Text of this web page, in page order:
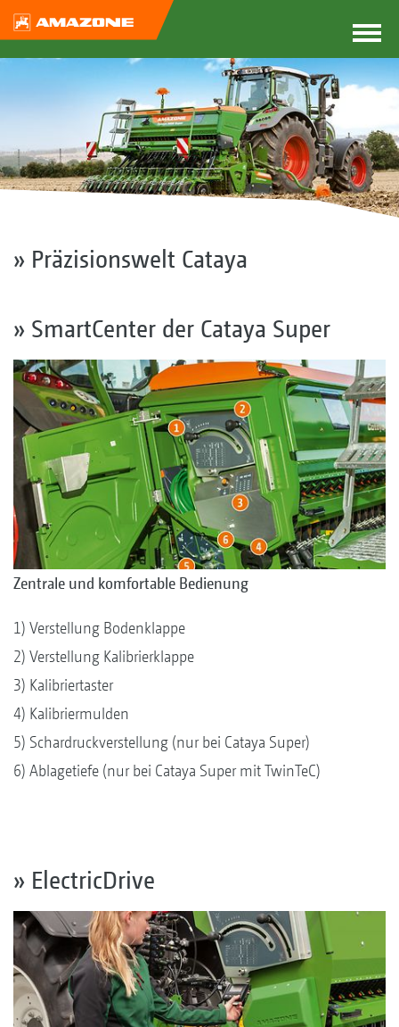
» Präzisionswelt Cataya
» SmartCenter der Cataya Super
Zentrale und komfortable Bedienung
1) Verstellung Bodenklappe
2) Verstellung Kalibrierklappe
3) Kalibriertaster
4) Kalibriermulden
5) Schardruckverstellung (nur bei Cataya Super)
6) Ablagetiefe (nur bei Cataya Super mit TwinTeC)
» ElectricDrive